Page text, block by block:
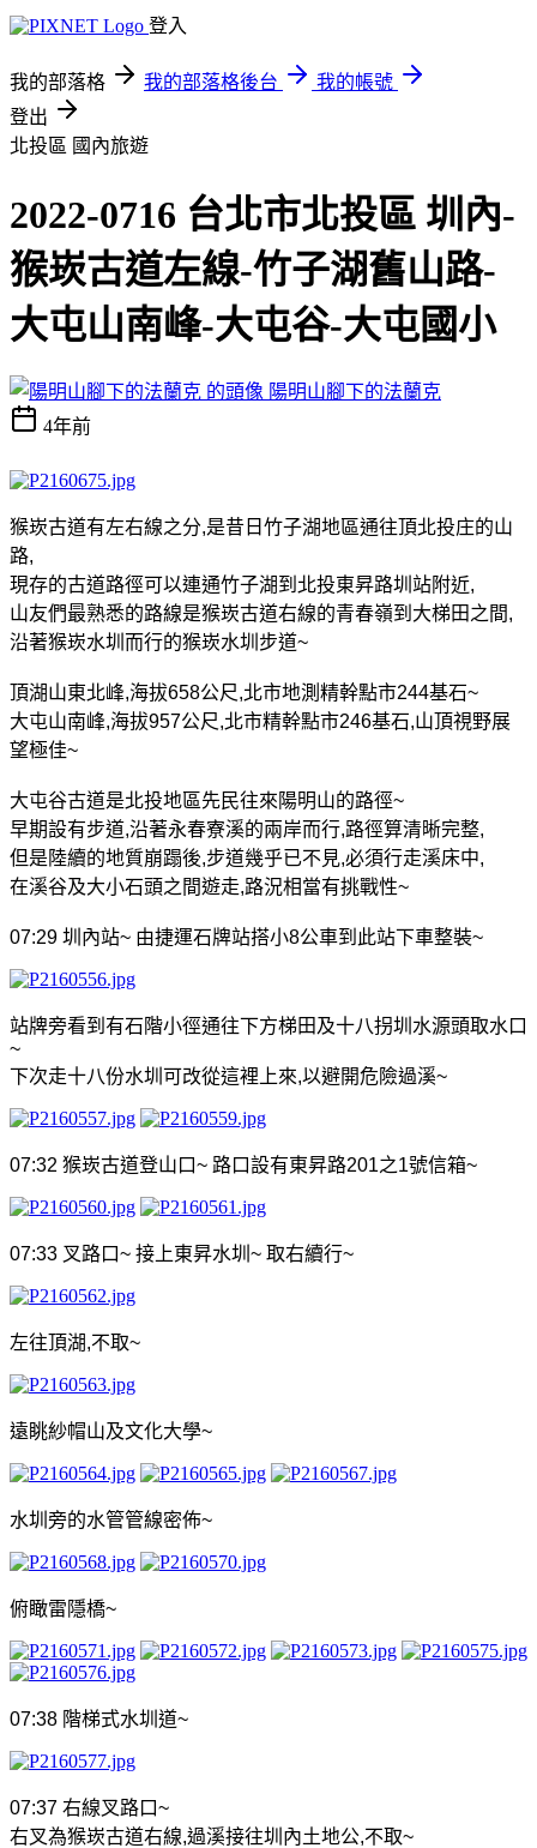
登入
我的部落格 我的部落格後台
我的帳號
登出
北投區 國內旅遊
2022-0716 台北市北投區 圳內-
猴崁古道左線-竹子湖舊山路-
大屯山南峰-大屯谷-大屯國小
陽明山腳下的法蘭克
4年前
猴崁古道有左右線之分,是昔日竹子湖地區通往頂北投庄的山
路,
現存的古道路徑可以連通竹子湖到北投東昇路圳站附近,
山友們最熟悉的路線是猴崁古道右線的青春嶺到大梯田之間,
沿著猴崁水圳而行的猴崁水圳步道~
頂湖山東北峰,海拔658公尺,北市地測精幹點市244基石~
大屯山南峰,海拔957公尺,北市精幹點市246基石,山頂視野展
望極佳~
大屯谷古道是北投地區先民往來陽明山的路徑~
早期設有步道,沿著永春寮溪的兩岸而行,路徑算清晰完整,
但是陸續的地質崩蹋後,步道幾乎已不見,必須行走溪床中,
在溪谷及大小石頭之間遊走,路況相當有挑戰性~
07:29 圳內站~ 由捷運石牌站搭小8公車到此站下車整裝~
站牌旁看到有石階小徑通往下方梯田及十八拐圳水源頭取水口
~
下次走十八份水圳可改從這裡上來,以避開危險過溪~
07:32 猴崁古道登山口~ 路口設有東昇路201之1號信箱~
07:33 叉路口~ 接上東昇水圳 ~ 取右續行~
左往頂湖,不取~
遠眺紗帽山及文化大學~
水圳旁的水管管線密佈~
俯瞰雷隱橋~
07:38 階梯式水圳道~
07:37 右線叉路口~
右叉為猴崁古道右線,過溪接往圳內土地公,不取~